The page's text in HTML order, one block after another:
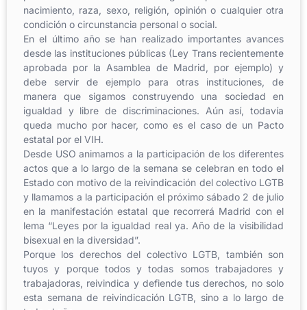
nacimiento, raza, sexo, religión, opinión o cualquier otra
condición o circunstancia personal o social.
En el último año se han realizado importantes avances
desde las instituciones públicas (Ley Trans recientemente
aprobada por la Asamblea de Madrid, por ejemplo) y
debe servir de ejemplo para otras instituciones, de
manera que sigamos construyendo una sociedad en
igualdad y libre de discriminaciones. Aún así, todavía
queda mucho por hacer, como es el caso de un Pacto
estatal por el VIH.
Desde USO animamos a la participación de los diferentes
actos que a lo largo de la semana se celebran en todo el
Estado con motivo de la reivindicación del colectivo LGTB
y llamamos a la participación el próximo sábado 2 de julio
en la manifestación estatal que recorrerá Madrid con el
lema “Leyes por la igualdad real ya. Año de la visibilidad
bisexual en la diversidad”.
Porque los derechos del colectivo LGTB, también son
tuyos y porque todos y todas somos trabajadores y
trabajadoras, reivindica y defiende tus derechos, no solo
esta semana de reivindicación LGTB, sino a lo largo de